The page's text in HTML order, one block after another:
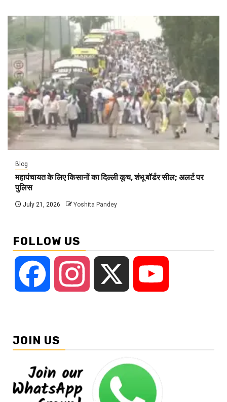
Blog
महापंचायत के लिए किसानों का दिल्ली कूच, शंभू बॉर्डर सील; अलर्ट पर
पुलिस
July 21, 2026 Yoshita Pandey
FOLLOW US
Facebook Instagram
JOIN US